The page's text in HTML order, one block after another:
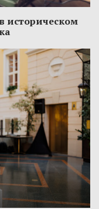
историческом